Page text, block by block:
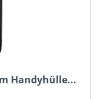
Handyhülle...